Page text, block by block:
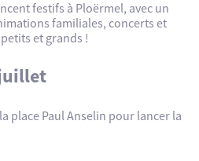
festifs à Ploërmel, avec un
familiales, concerts et
et grands !
place Paul Anselin pour lancer la